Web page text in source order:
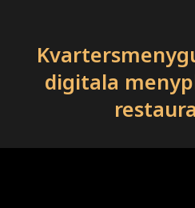
digitala